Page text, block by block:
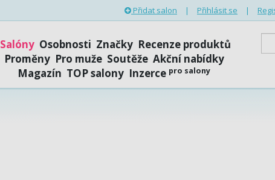
Přidat salon | Přihlásit se |
Salóny Osobnosti Značky Recenze produktů
Proměny Pro muže Soutěže Akční nabídky
Magazín TOP salony Inzerce pro salony